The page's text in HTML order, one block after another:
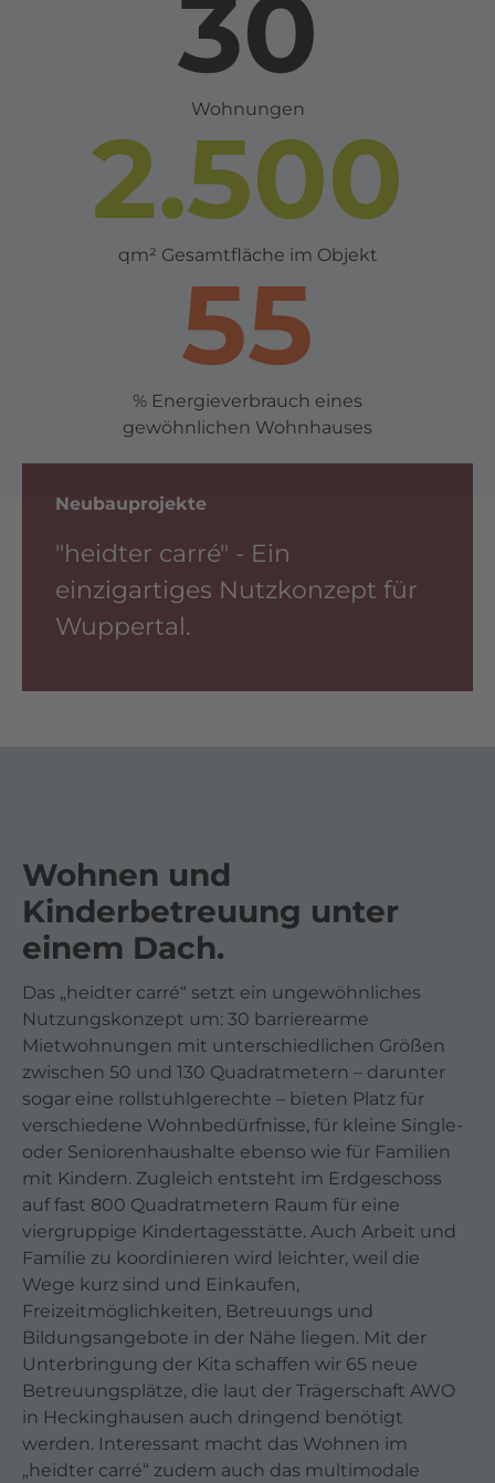
30
Wohnungen
2.500
qm² Gesamtfläche im Objekt
55
% Energieverbrauch eines
gewöhnlichen Wohnhauses
Neubauprojekte
"heidter carré" - Ein
einzigartiges Nutzkonzept für
Wuppertal.
Wohnen und
Kinderbetreuung unter
einem Dach.
Das „heidter carré“ setzt ein ungewöhnliches
Nutzungskonzept um: 30 barrierearme
Mietwohnungen mit unterschiedlichen Größen
zwischen 50 und 130 Quadratmetern – darunter
sogar eine rollstuhlgerechte – bieten Platz für
verschiedene Wohnbedürfnisse, für kleine Single-
oder Seniorenhaushalte ebenso wie für Familien
mit Kindern. Zugleich entsteht im Erdgeschoss
auf fast 800 Quadratmetern Raum für eine
viergruppige Kindertagesstätte. Auch Arbeit und
Familie zu koordinieren wird leichter, weil die
Wege kurz sind und Einkaufen,
Freizeitmöglichkeiten, Betreuungs und
Bildungsangebote in der Nähe liegen. Mit der
Unterbringung der Kita schaffen wir 65 neue
Betreuungsplätze, die laut der Trägerschaft AWO
in Heckinghausen auch dringend benötigt
werden. Interessant macht das Wohnen im
„heidter carré“ zudem auch das multimodale